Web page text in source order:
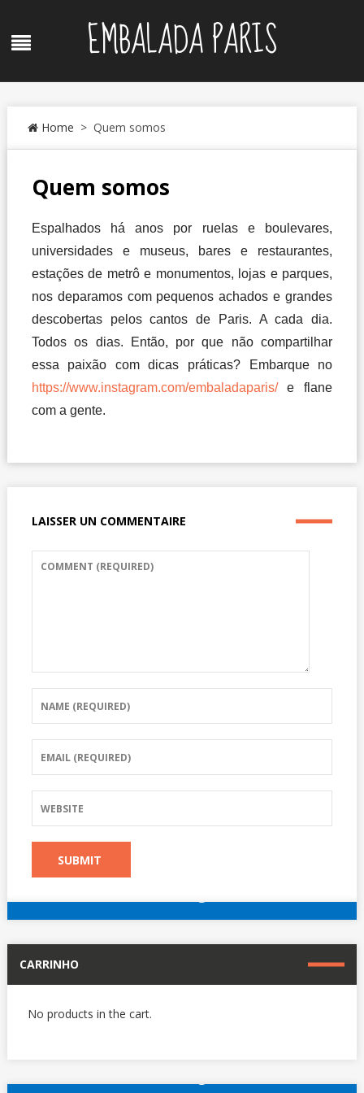
contentMenu EMBALADA PARIS
Home > Quem somos
Quem somos
Espalhados há anos por ruelas e boulevares,
universidades e museus, bares e restaurantes,
estações de metrô e monumentos, lojas e parques,
nos deparamos com pequenos achados e grandes
descobertas pelos cantos de Paris. A cada dia.
Todos os dias. Então, por que não compartilhar
essa paixão com dicas práticas? Embarque no
https://www.instagram.com/embaladaparis/e flane
com a gente.
LAISSER UN COMMENTAIRE
Outros hotéis em Paris
CARRINHO
No products in the cart.